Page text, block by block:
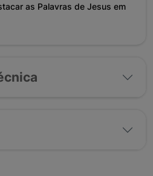
as Palavras de Jesus em